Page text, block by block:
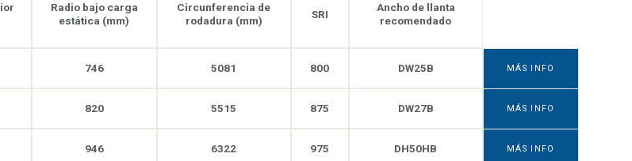
Radio bajo carga
estática (mm)
Circunferencia de
rodadura (mm)
SRI
Ancho de llanta
recomendado
746 5081 800 DW25B MÁS INFO
820 5515 875 DW27B MÁS INFO
946 6322 975 DH50HB MÁS INFO